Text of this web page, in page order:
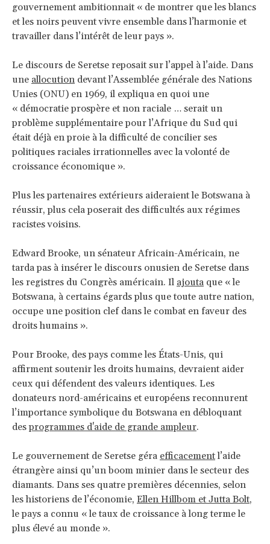
gouvernement ambitionnait « de montrer que les blancs
et les noirs peuvent vivre ensemble dans l’harmonie et
travailler dans l’intérêt de leur pays ».
Le discours de Seretse reposait sur l’appel à l’aide. Dans
une allocution devant l’Assemblée générale des Nations
Unies (ONU) en 1969, il expliqua en quoi une
« démocratie prospère et non raciale … serait un
problème supplémentaire pour l’Afrique du Sud qui
était déjà en proie à la difficulté de concilier ses
politiques raciales irrationnelles avec la volonté de
croissance économique ».
Plus les partenaires extérieurs aideraient le Botswana à
réussir, plus cela poserait des difficultés aux régimes
racistes voisins.
Edward Brooke, un sénateur Africain-Américain, ne
tarda pas à insérer le discours onusien de Seretse dans
les registres du Congrès américain. Il ajouta que « le
Botswana, à certains égards plus que toute autre nation,
occupe une position clef dans le combat en faveur des
droits humains ».
Pour Brooke, des pays comme les États-Unis, qui
affirment soutenir les droits humains, devraient aider
ceux qui défendent des valeurs identiques. Les
donateurs nord-américains et européens reconnurent
l’importance symbolique du Botswana en débloquant
desprogrammes d'aide de grande ampleur.
Le gouvernement de Seretse géra efficacementl’aide
étrangère ainsi qu’un boom minier dans le secteur des
diamants. Dans ses quatre premières décennies, selon
les historiens de l’économie, Ellen Hillbom et Jutta Bolt,
le pays a connu « le taux de croissance à long terme le
plus élevé au monde ».